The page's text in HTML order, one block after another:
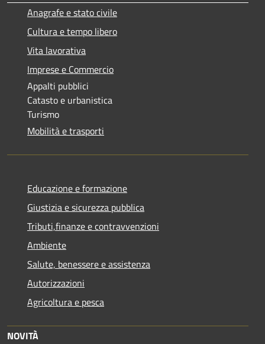
Anagrafe e stato civile
Cultura e tempo libero
Vita lavorativa
Imprese e Commercio
Appalti pubblici
Catasto e urbanistica
Turismo
Mobilità e trasporti
Educazione e formazione
Giustizia e sicurezza pubblica
Tributi,finanze e contravvenzioni
Ambiente
Salute, benessere e assistenza
Autorizzazioni
Agricoltura e pesca
NOVITÀ